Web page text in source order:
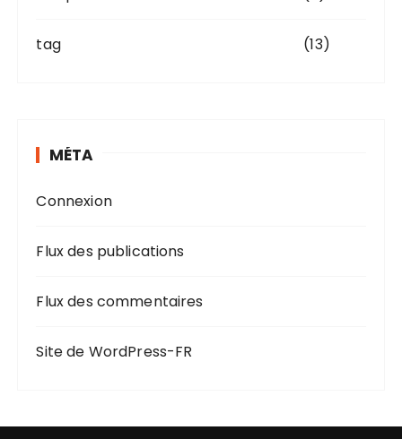
tag (13)
MÉTA
Connexion
Flux des publications
Flux des commentaires
Site de WordPress-FR